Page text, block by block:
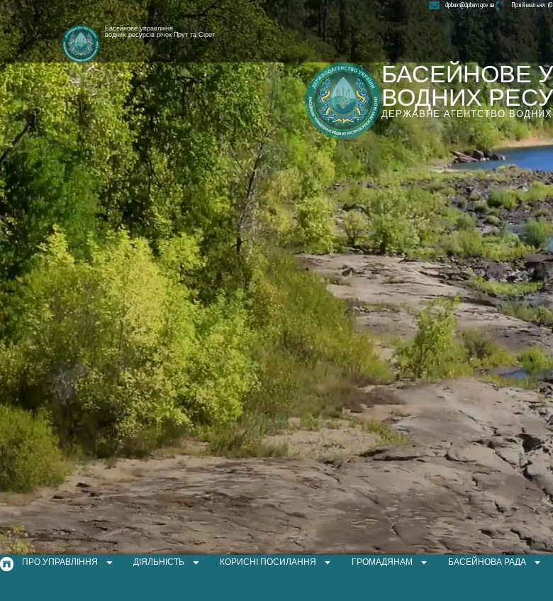
[newyear_garland]
Басейнове управління
водних ресурсів річок Прут та Сірет
dpbuvr@dpbuvr.gov.ua Приймальня:
БАСЕЙНОВЕ
ВОДНИХ
ДЕРЖАВНЕ АГЕНТСТВО ВОДНИХ
ПРО УПРАВЛІННЯ ДІЯЛЬНІСТЬ КОРИСНІ ПОСИЛАННЯ ГРОМАДЯНАМ БАСЕЙНОВА РАДА